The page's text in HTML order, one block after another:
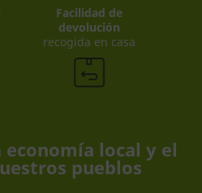
Facilidad de
devolución
recogida en casa
economía local y el
pueblos